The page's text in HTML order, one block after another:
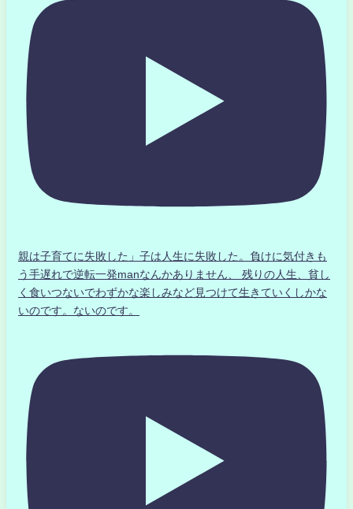
親は子育てに失敗した」子は人生に失敗した。負けに気付きも
う手遅れで逆転一発manなんかありません、 残りの人生、貧し
く食いつないでわずかな楽しみなど見つけて生きていくしかな
いのです。ないのです。